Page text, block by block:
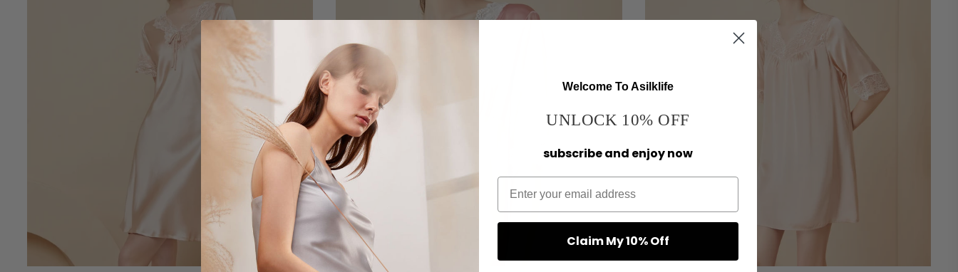
Welcome To Asilklife
UNLOCK 10% OFF
subscribe and enjoy now
Claim My 10% Off